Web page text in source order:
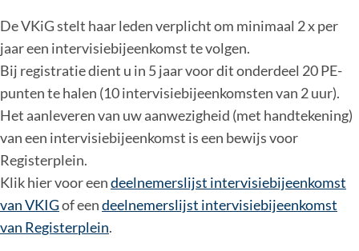
De VKiG stelt haar leden verplicht om minimaal 2 x per
jaar een intervisiebijeenkomst te volgen.
Bij registratie dient u in 5 jaar voor dit onderdeel 20 PE-
punten te halen (10 intervisiebijeenkomsten van 2 uur).
Het aanleveren van uw aanwezigheid (met handtekening)
van een intervisiebijeenkomst is een bewijs voor
Registerplein.
Klik hier voor eendeelnemerslijst intervisiebijeenkomst
van VKIGof eendeelnemerslijst intervisiebijeenkomst
van Registerplein.